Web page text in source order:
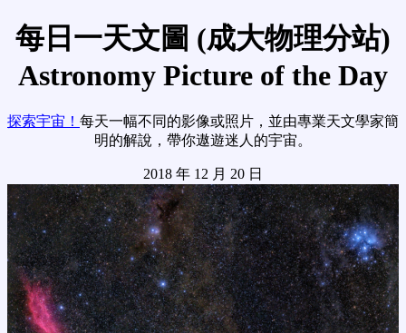
每日一天文圖 (成大物理分站)
Astronomy Picture of the Day
探索宇宙！ 每天一幅不同的影像或照片，並由專業天文學家簡
明的解說，帶你遨遊迷人的宇宙。
2018 年 12 月 20 日